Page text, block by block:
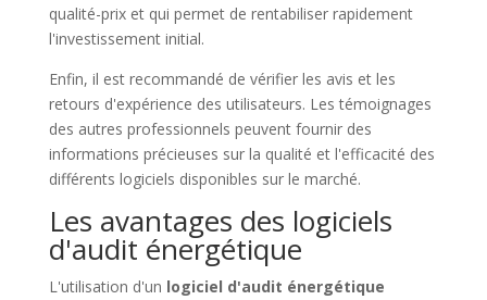
qualité-prix et qui permet de rentabiliser rapidement
l'investissement initial.
Enfin, il est recommandé de vérifier les avis et les
retours d'expérience des utilisateurs. Les témoignages
des autres professionnels peuvent fournir des
informations précieuses sur la qualité et l'efficacité des
différents logiciels disponibles sur le marché.
Les avantages des logiciels
d'audit énergétique
L'utilisation d'un logiciel d'audit énergétique